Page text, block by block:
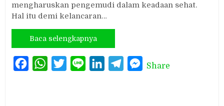
mengharuskan pengemudi dalam keadaan sehat.
Hal itu demi kelancaran…
Baca selengkapnya
FacebookWhatsAppTwitterLine LinkedInTelegramMessenger
Share